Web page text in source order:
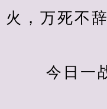
火，万死不
今日一战